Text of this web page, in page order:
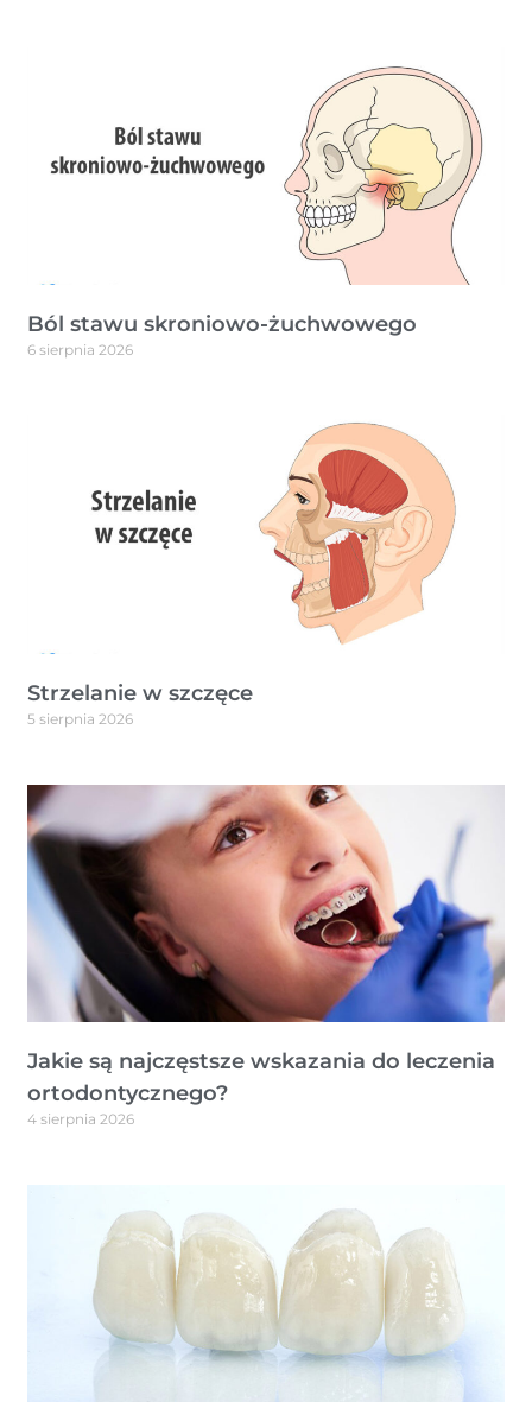
Ból stawu skroniowo-żuchwowego
6 sierpnia 2026
Strzelanie w szczęce
5 sierpnia 2026
Jakie są najczęstsze wskazania do leczenia
ortodontycznego?
4 sierpnia 2026